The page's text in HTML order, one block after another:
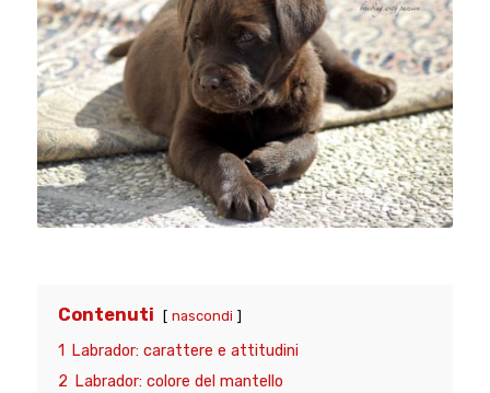
Contenuti nascondi
1 Labrador: carattere e attitudini
2 Labrador: colore del mantello